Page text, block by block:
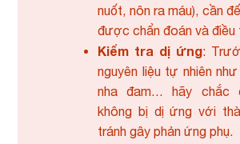
nuốt, nôn ra máu), cần
được chẩn đoán và điều
Kiểm tra dị ứng:
nguyên liệu tự nhiên
nha đam… hãy chắc
không bị dị ứng với
tránh gây phản ứng phụ.